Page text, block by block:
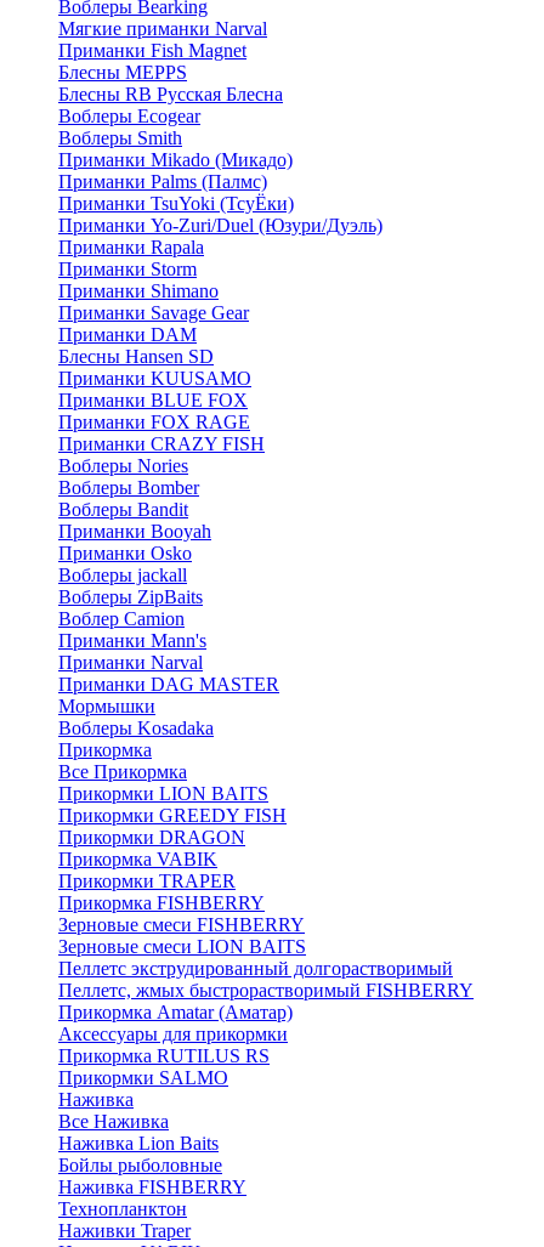
Воблеры Bearking
Мягкие приманки Narval
Приманки Fish Magnet
Блесны MEPPS
Блесны RB Русская Блесна
Воблеры Ecogear
Воблеры Smith
Приманки Mikado (Микадо)
Приманки Palms (Палмс)
Приманки TsuYoki (ТсуЁки)
Приманки Yo-Zuri/Duel (Юзури/Дуэль)
Приманки Rapala
Приманки Storm
Приманки Shimano
Приманки Savage Gear
Приманки DAM
Блесны Hansen SD
Приманки KUUSAMO
Приманки BLUE FOX
Приманки FOX RAGE
Приманки CRAZY FISH
Воблеры Nories
Воблеры Bomber
Воблеры Bandit
Приманки Booyah
Приманки Osko
Воблеры jackall
Воблеры ZipBaits
Воблер Camion
Приманки Mann's
Приманки Narval
Приманки DAG MASTER
Мормышки
Воблеры Kosadaka
Прикормка
Все Прикормка
Прикормки LION BAITS
Прикормки GREEDY FISH
Прикормки DRAGON
Прикормка VABIK
Прикормки TRAPER
Прикормка FISHBERRY
Зерновые смеси FISHBERRY
Зерновые смеси LION BAITS
Пеллетс экструдированный долгорастворимый
Пеллетс, жмых быстрорастворимый FISHBERRY
Прикормка Amatar (Аматар)
Аксессуары для прикормки
Прикормка RUTILUS RS
Прикормки SALMO
Наживка
Все Наживка
Наживка Lion Baits
Бойлы рыболовные
Наживка FISHBERRY
Технопланктон
Наживки Traper